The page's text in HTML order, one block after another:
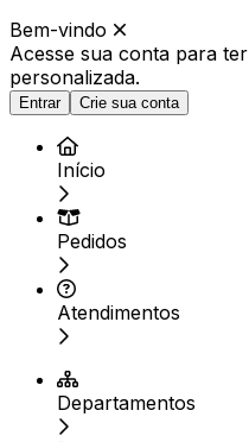
Bem-vindo
Acesse sua conta para ter
personalizada.
Entrar Crie sua conta
Início
Pedidos
Atendimentos
Departamentos